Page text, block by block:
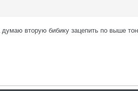
вторую бибику зацепить по выше